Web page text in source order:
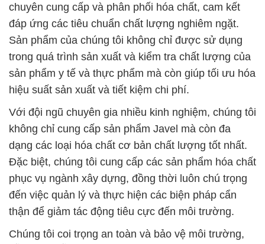
chuyên cung cấp và phân phối hóa chất, cam kết
đáp ứng các tiêu chuẩn chất lượng nghiêm ngặt.
Sản phẩm của chúng tôi không chỉ được sử dụng
trong quá trình sản xuất và kiểm tra chất lượng của
sản phẩm y tế và thực phẩm mà còn giúp tối ưu hóa
hiệu suất sản xuất và tiết kiệm chi phí.
Với đội ngũ chuyên gia nhiều kinh nghiệm, chúng tôi
không chỉ cung cấp sản phẩm Javel mà còn đa
dạng các loại hóa chất cơ bản chất lượng tốt nhất.
Đặc biệt, chúng tôi cung cấp các sản phẩm hóa chất
phục vụ ngành xây dựng, đồng thời luôn chú trọng
đến việc quản lý và thực hiện các biện pháp cẩn
thận để giảm tác động tiêu cực đến môi trường.
Chúng tôi coi trọng an toàn và bảo vệ môi trường,